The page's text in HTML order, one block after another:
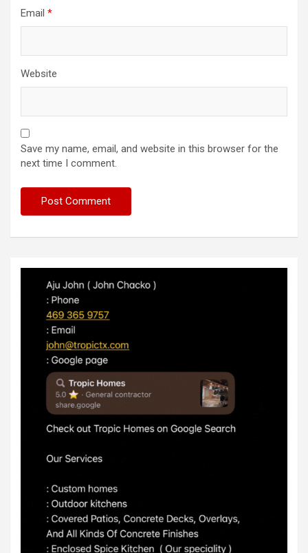
Email *
Website
Save my name, email, and website in this browser for the
next time I comment.